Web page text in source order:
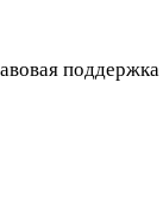
поддержка